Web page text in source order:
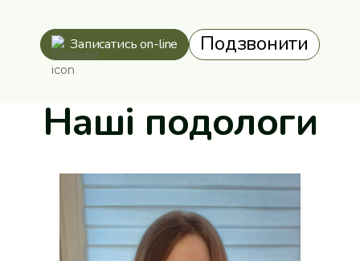
Записатись on-line Подзвонити
Наші подологи